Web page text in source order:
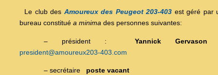
Le club des Amoureux des Peugeot 203-403 est géré par
bureau constitué a minima des personnes suivantes:
– président : Yannick Gervason
president@amoureux203-403.com
– secrétaire poste vacant